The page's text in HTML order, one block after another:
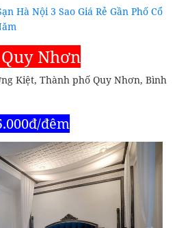
Hà Nội 3 Sao Giá Rẻ Gần Phố Cổ
Nhơn
Kiệt, Thành phố Quy Nhơn, Bình
đêm